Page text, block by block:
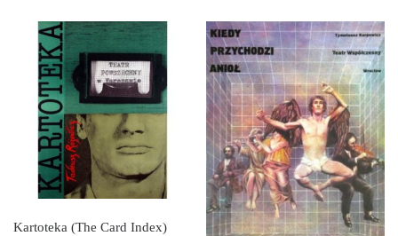
Kartoteka (The Card Index)